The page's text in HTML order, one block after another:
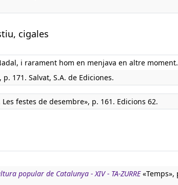
cigales
i rarament hom en menjava en altre moment.
171. Salvat, S.A. de Ediciones.
festes de desembre», p. 161. Edicions 62.
popular de Catalunya - XIV - TA-ZURRE«Temps»,